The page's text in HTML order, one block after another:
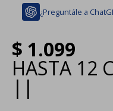
¿Preguntále a
$ 1.099
HASTA 12
| |